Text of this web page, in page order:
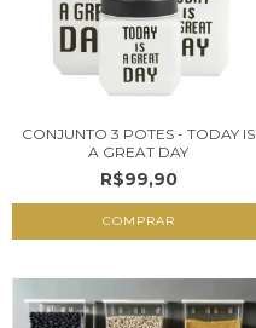
CONJUNTO 3 POTES - TODAY IS
A GREAT DAY
R$99,90